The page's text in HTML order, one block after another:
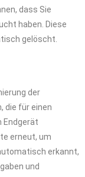
dass Sie
haben. Diese
gelöscht.
der
die für einen
erneut, um
erkannt,
und